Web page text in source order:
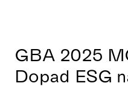
GBA 2025
Dopad ESG